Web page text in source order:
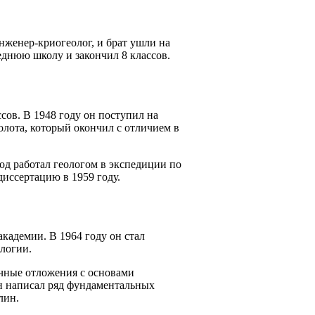
криогеолог, и брат ушли на
школу и закончил 8 классов.
В 1948 году он поступил на
который окончил с отличием в
работал геологом в экспедиции по
в 1959 году.
В 1964 году он стал
отложения с основами
ряд фундаментальных